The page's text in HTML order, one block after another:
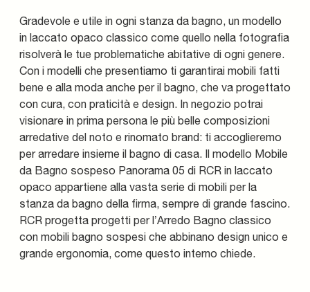
Gradevole e utile in ogni stanza da bagno, un modello
in laccato opaco classico come quello nella fotografia
risolverà le tue problematiche abitative di ogni genere.
Con i modelli che presentiamo ti garantirai mobili fatti
bene e alla moda anche per il bagno, che va progettato
con cura, con praticità e design. In negozio potrai
visionare in prima persona le più belle composizioni
arredative del noto e rinomato brand: ti accoglieremo
per arredare insieme il bagno di casa. Il modello Mobile
da Bagno sospeso Panorama 05 di RCR in laccato
opaco appartiene alla vasta serie di mobili per la
stanza da bagno della firma, sempre di grande fascino.
RCR progetta progetti per l’Arredo Bagno classico
con mobili bagno sospesi che abbinano design unico e
grande ergonomia, come questo interno chiede.